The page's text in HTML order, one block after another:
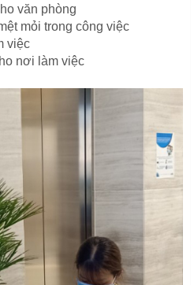
văn phòng
mỏi trong công việc
việc
nơi làm việc